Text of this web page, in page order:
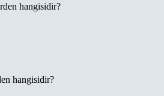
hangisidir?
hangisidir?